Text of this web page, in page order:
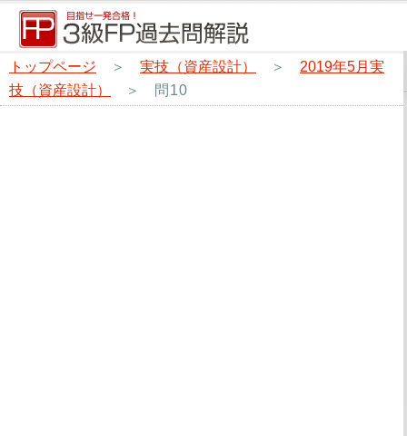
トップページ ＞ 実技（資産設計） ＞ 2019年5月実
技（資産設計）
＞ 問10